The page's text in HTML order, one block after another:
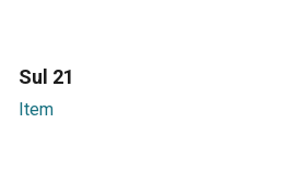
Sul 21
Item